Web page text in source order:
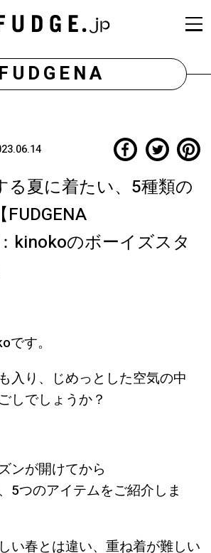
FUDGENA
る夏に着たい、5種類の
kinokoのボーイズスタ
す。
入り、じめっとした空気の中
しでしょうか？
ンが開けてから
5つのアイテムをご紹介しま
い春とは違い、重ね着が難しい